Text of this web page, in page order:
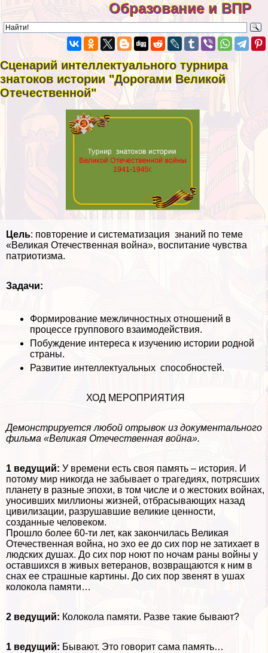
Образование и ВПР
Сценарий интеллектуального турнира
знатоков истории "Дорогами Великой
Отечественной"
Цель: повторение и систематизация знаний по теме
«Великая Отечественная война», воспитание чувства
патриотизма.
Задачи:
Формирование межличностных отношений в
процессе группового взаимодействия.
Побуждение интереса к изучению истории родной
страны.
Развитие интеллектуальных способностей.
ХОД МЕРОПРИЯТИЯ
Демонстрируется любой отрывок из документального
фильма «Великая Отечественная война».
1 ведущий: У времени есть своя память – история. И
потому мир никогда не забывает о трагедиях, потрясших
планету в разные эпохи, в том числе и о жестоких войнах,
уносивших миллионы жизней, отбрасывающих назад
цивилизации, разрушавшие великие ценности,
созданные человеком.
Прошло более 60-ти лет, как закончилась Великая
Отечественная война, но эхо ее до сих пор не затихает в
людских душах. До сих пор ноют по ночам раны войны у
оставшихся в живых ветеранов, возвращаются к ним в
снах ее страшные картины. До сих пор звенят в ушах
колокола памяти…
2 ведущий: Колокола памяти. Разве такие бывают?
1 ведущий: Бывают. Это говорит сама память…